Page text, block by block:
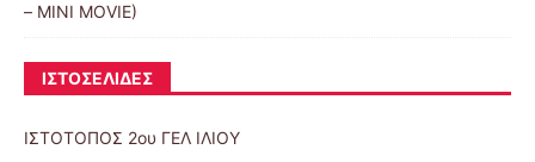
– MINI MOVIE)
ΙΣΤΟΣΕΛΙΔΕΣ
ΙΣΤΟΤΟΠΟΣ 2ου ΓΕΛ ΙΛΙΟΥ